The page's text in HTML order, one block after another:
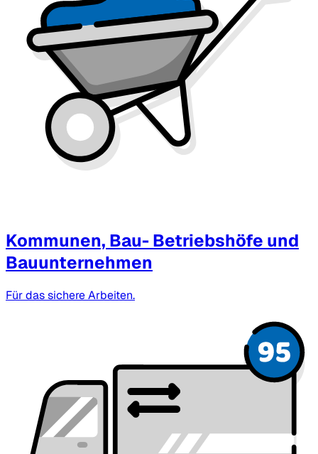
Kommunen, Bau- Betriebshöfe und
Bauunternehmen
Für das sichere Arbeiten.